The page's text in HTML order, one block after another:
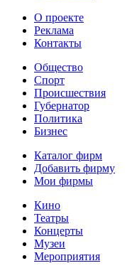
О проекте
Реклама
Контакты
Общество
Спорт
Происшествия
Губернатор
Политика
Бизнес
Каталог фирм
Добавить фирму
Мои фирмы
Кино
Театры
Концерты
Музеи
Мероприятия